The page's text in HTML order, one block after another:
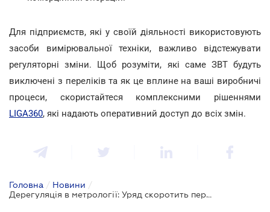
Для підприємств, які у своїй діяльності використовують
засоби вимірювальної техніки, важливо відстежувати
регуляторні зміни. Щоб розуміти, які саме ЗВТ будуть
виключені з переліків та як це вплине на ваші виробничі
процеси, скористайтеся комплексними рішеннями
LIGA360, які надають оперативний доступ до всіх змін.
Головна / Новини /
Дерегуляція в метрології: Уряд скоротить перелік засобів вимірювальної техніки, що підлягають обов'язковій повірці